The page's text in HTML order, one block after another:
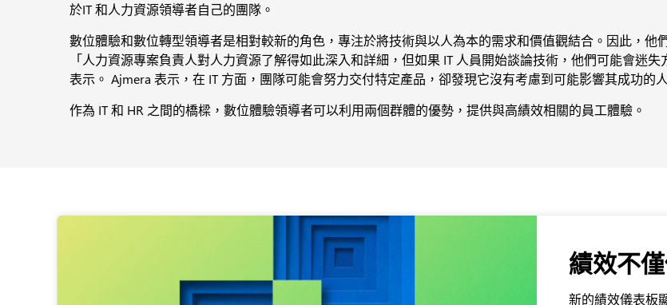
於IT 和人力資源領導者自己的團隊。
數位體驗和數位轉型領導者是相對較新的角色，專注於將技術與以人為本的需求和價值觀結合。因此，他
「人力資源專案負責人對人力資源了解得如此深入和詳細，但如果 IT 人員開始談論技術，他們可能會迷
表示。 Ajmera 表示，在 IT 方面，團隊可能會努力交付特定產品，卻發現它沒有考慮到可能影響其成功的
作為 IT 和 HR 之間的橋樑，數位體驗領導者可以利用兩個群體的優勢，提供與高績效相關的員工體驗。
績效不
新的績效儀表板